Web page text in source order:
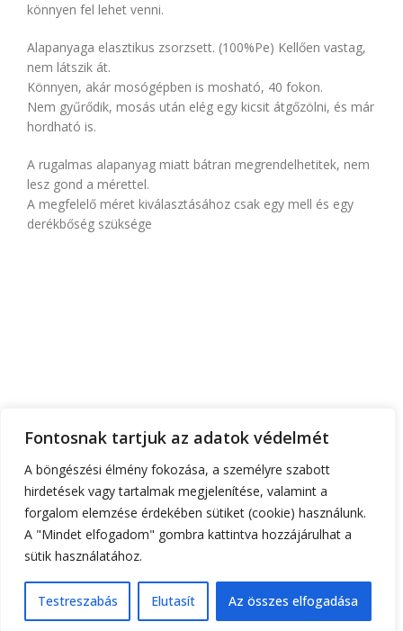
Fontosnak tartjuk az adatok védelmét
A böngészési élmény fokozása, a személyre szabott
hirdetések vagy tartalmak megjelenítése, valamint a
forgalom elemzése érdekében sütiket (cookie) használunk.
A "Mindet elfogadom" gombra kattintva hozzájárulhat a
sütik használatához.
Testreszabás Elutasít Az összes elfogadása
könnyen fel lehet venni.
Alapanyaga elasztikus zsorzsett. (100%Pe) Kellően vastag,
nem látszik át.
Könnyen, akár mosógépben is mosható, 40 fokon.
Nem gyűrődik, mosás után elég egy kicsit átgőzölni, és már
hordható is.
A rugalmas alapanyag miatt bátran megrendelhetitek, nem
lesz gond a mérettel.
A megfelelő méret kiválasztásához csak egy mell és egy
derékbőség szüksége
FŐOLDAL RÓLUNK TEMATIKA FONTOS INFÓK RUHATERVEZŐ
ÁRAKKAPCSOLAT
+36 30 555 6 444
gorzoheni@gmail.com
1182 Budapest, Kézdivásárhely utca 24.a